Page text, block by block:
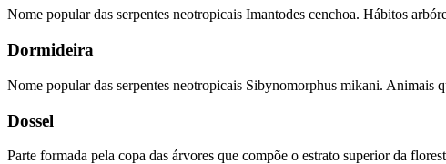
Nome popular das serpentes neotropicais Imantodes cenchoa. Hábitos
Dormideira
Nome popular das serpentes neotropicais Sibynomorphus mikani. Animais
Dossel
Parte formada pela copa das árvores que compõe o estrato superior da